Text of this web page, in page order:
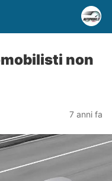
non
7 anni fa